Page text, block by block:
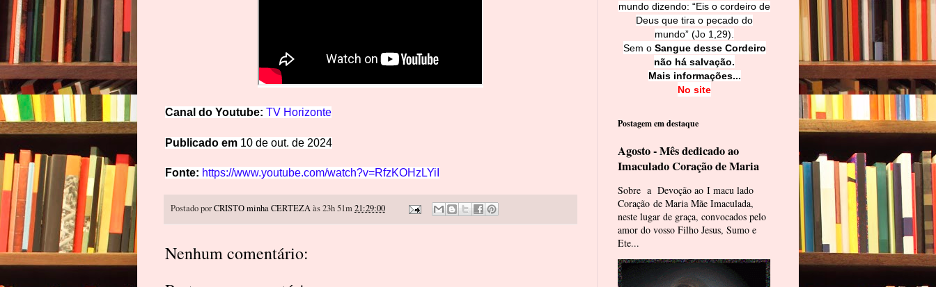
Canal do Youtube: TV Horizonte
Publicado em 10 de out. de 2024
Fonte: https://www.youtube.com/watch?v=RfzKOHzLYiI
Postado porCRISTO minha CERTEZAàs 23h 51m21:29:00
Nenhum comentário:
mundo dizendo: “Eis o cordeiro de
Deus que tira o pecado do
mundo” (Jo 1,29).
Sem o Sangue desse Cordeiro
não há salvação.
Mais informações...
No site
Postagem em destaque
Agosto - Mês dedicado ao
Imaculado Coração de Maria
Sobre a Devoção ao I macu lado
Coração de Maria Mãe Imaculada,
neste lugar de graça, convocados pelo
amor do vosso Filho Jesus, Sumo e
Ete...